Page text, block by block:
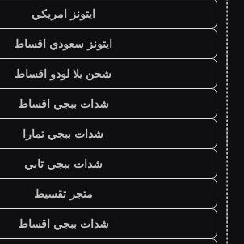
ايتونز امريكي
ايتونز سعودي اقساط
شحن يلا لودو اقساط
شدات ببجي اقساط
شدات ببجي تمارا
شدات ببجي تابي
متجر تقسيط
شدات ببجي اقساط